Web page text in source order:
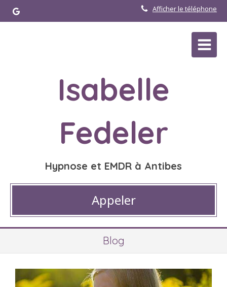
Afficher le téléphone
Isabelle
Fedeler
Hypnose et EMDR à Antibes
Appeler
Blog